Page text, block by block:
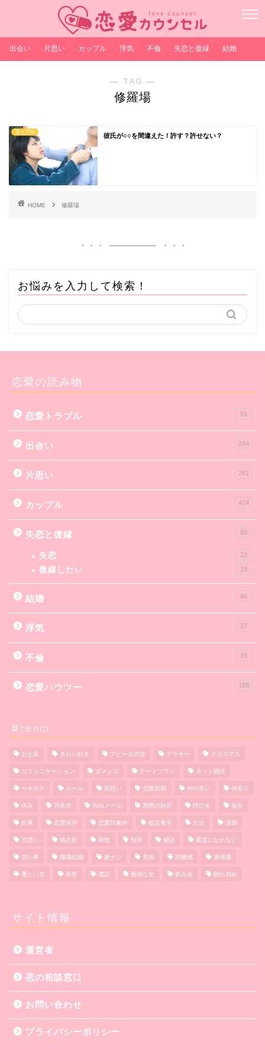
出会い 片思い カップル 浮気 不倫 失恋と復縁 結婚
― TAG ―
修羅場
カップル
彼氏が○○を間違えた！許す？許せない？
HOME 修羅場
お悩みを入力して検索！
恋愛の読み物
恋愛トラブル 51
出会い 244
片思い 261
カップル 424
失恋と復縁 89
失恋 22
復縁したい 18
結婚 86
浮気 37
不倫 15
恋愛ハウツー 189
#renai
お土産 きれい好き アピール方法 アラサー クリスマス
コミュニケーション ダメンズ デートプラン ネット婚活
ヤキモチ ルール 両想い 交際初期 仲の良い 仲直り
休み 共依存 告白メール 周囲の対応 呼び名 報告
幹事 恋愛依存 恋愛対象外 暗証番号 欠点 涙婚
片思い 独占欲 発散 短所 秘訣 素直になれない
習い事 職場結婚 脈ナシ 見抜 距離感 過保護
重たい女 長所 電話 面倒な女 飲み会 馴れ初め
サイト情報
運営者
恋の相談窓口
お問い合わせ
プライバシーポリシー